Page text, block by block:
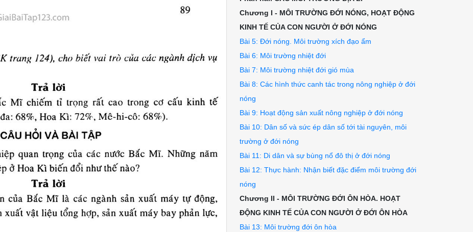
Chương I - MÔI TRƯỜNG ĐỚI NÓNG, HOẠT ĐỘNG
KINH TẾ CỦA CON NGƯỜI Ở ĐỚI NÓNG
Bài 5: Đới nóng. Môi trường xích đạo ẩm
Bài 6: Môi trường nhiệt đới
Bài 7: Môi trường nhiệt đới gió mùa
Bài 8: Các hình thức canh tác trong nông nghiệp ở đới
nóng
Bài 9: Hoạt động sản xuất nông nghiệp ở đới nóng
Bài 10: Dân số và sức ép dân số tới tài nguyên, môi
trường ở đới nóng
Bài 11: Di dân và sự bùng nổ đô thị ở đới nóng
Bài 12: Thực hành: Nhận biết đặc điểm môi trường đới
nóng
Chương II - MÔI TRƯỜNG ĐỚI ÔN HÒA. HOẠT
ĐỘNG KINH TẾ CỦA CON NGƯỜI Ở ĐỚI ÔN HÒA
Bài 13: Môi trường đới ôn hòa